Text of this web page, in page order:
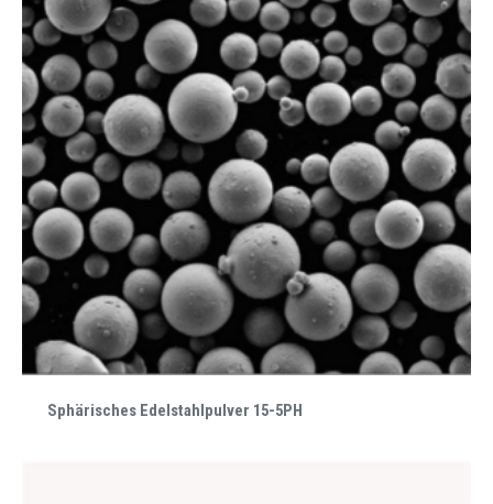
Sphärisches Edelstahlpulver 15-5PH